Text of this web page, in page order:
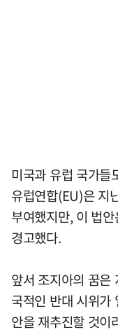
미국과 유럽 국가들
유럽연합(EU)은 지
부여했지만, 이 법
경고했다.
앞서 조지아의 꿈은
국적인 반대 시위가
안을 재추진할 것이